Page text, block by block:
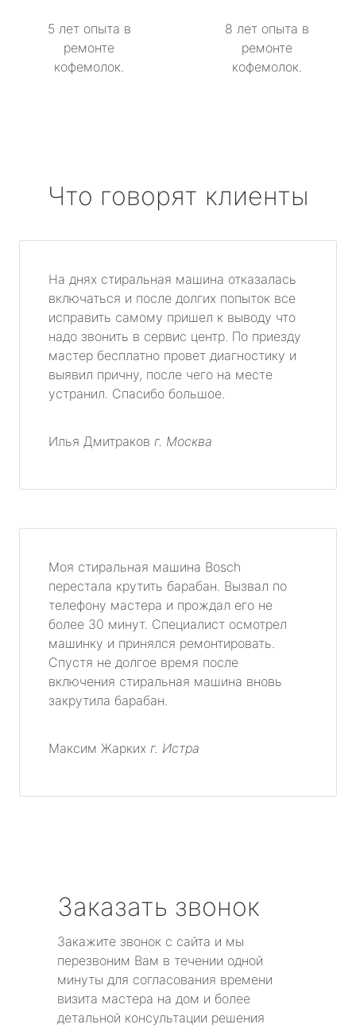
5 лет опыта в
ремонте
кофемолок.
8 лет опыта в
ремонте
кофемолок.
Что говорят клиенты
На днях стиральная машина отказалась
включаться и после долгих попыток все
исправить самому пришел к выводу что
надо звонить в сервис центр. По приезду
мастер бесплатно провет диагностику и
выявил причну, после чего на месте
устранил. Спасибо большое.
Илья Дмитраков г. Москва
Моя стиральная машина Bosch
перестала крутить барабан. Вызвал по
телефону мастера и прождал его не
более 30 минут. Специалист осмотрел
машинку и принялся ремонтировать.
Спустя не долгое время после
включения стиральная машина вновь
закрутила барабан.
Максим Жарких г. Истра
Заказать звонок
Закажите звонок с сайта и мы
перезвоним Вам в течении одной
минуты для согласования времени
визита мастера на дом и более
детальной консультации решения